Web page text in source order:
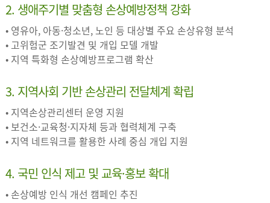
2. 생애주기별 맞춤형 손상예방정책 강화
• 영유아, 아동·청소년, 노인 등 대상별 주요 손상유형 분석
• 고위험군 조기발견 및 개입 모델 개발
• 지역 특화형 손상예방프로그램 확산
3. 지역사회 기반 손상관리 전달체계 확립
• 지역손상관리센터 운영 지원
• 보건소·교육청·지자체 등과 협력체계 구축
• 지역 네트워크를 활용한 사례 중심 개입 지원
4. 국민 인식 제고 및 교육·홍보 확대
• 손상예방 인식 개선 캠페인 추진